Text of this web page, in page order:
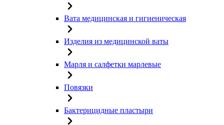
Вата медицинская и гигиеническая
Изделия из медицинской ваты
Марля и салфетки марлевые
Повязки
Бактерицидные пластыри